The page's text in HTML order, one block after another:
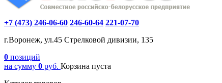
+7 (473) 246-06-60 246-60-64 221-07-70
г.Воронеж, ул.45 Стрелковой дивизии, 135
0 позиций
на сумму 0 руб. Корзина пуста